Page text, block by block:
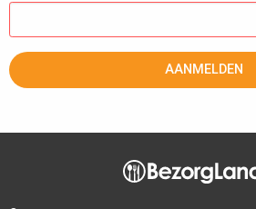
AANMELDEN